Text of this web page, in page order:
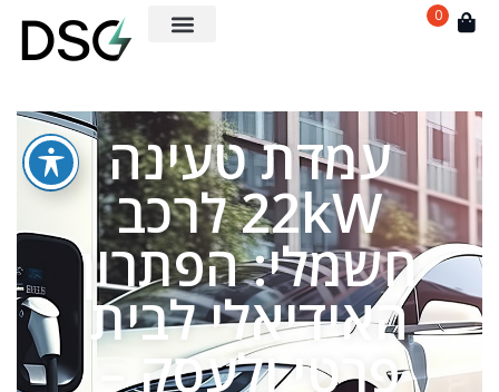
0
עמדת טעינה
22kW לרכב
חשמלי: הפתרון
האידיאלי לבית
פרטי ולעסק –